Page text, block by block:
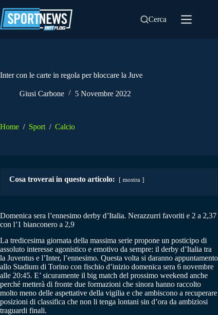
al
contenuto
Cerca
Inter con le carte in regola per bloccare la Juve
Giusi Carbone 5 Novembre 2022
Home / Sport / Calcio
Cosa troverai in questo articolo: mostra
Domenica sera l’ennesimo derby d’Italia. Nerazzurri favoriti e 2 a 2,37
con l’1 bianconero a 2,9
La tredicesima giornata della massima serie propone un posticipo di
assoluto interesse agonistico e emotivo da sempre: il derby d’Italia tra
la Juventus e l’Inter, l’ennesimo. Questa volta si daranno appuntamento
allo Stadium di Torino con fischio d’inizio domenica sera 6 novembre
alle 20:45. E’ sicuramente il big match del prossimo weekend anche
perché metterà di fronte due formazioni che sinora hanno raccolto
molto meno delle aspettative della vigilia e che ambiscono a recuperare
posizioni di classifica che non li tenga lontani sin d’ora da ambiziosi
traguardi finali.